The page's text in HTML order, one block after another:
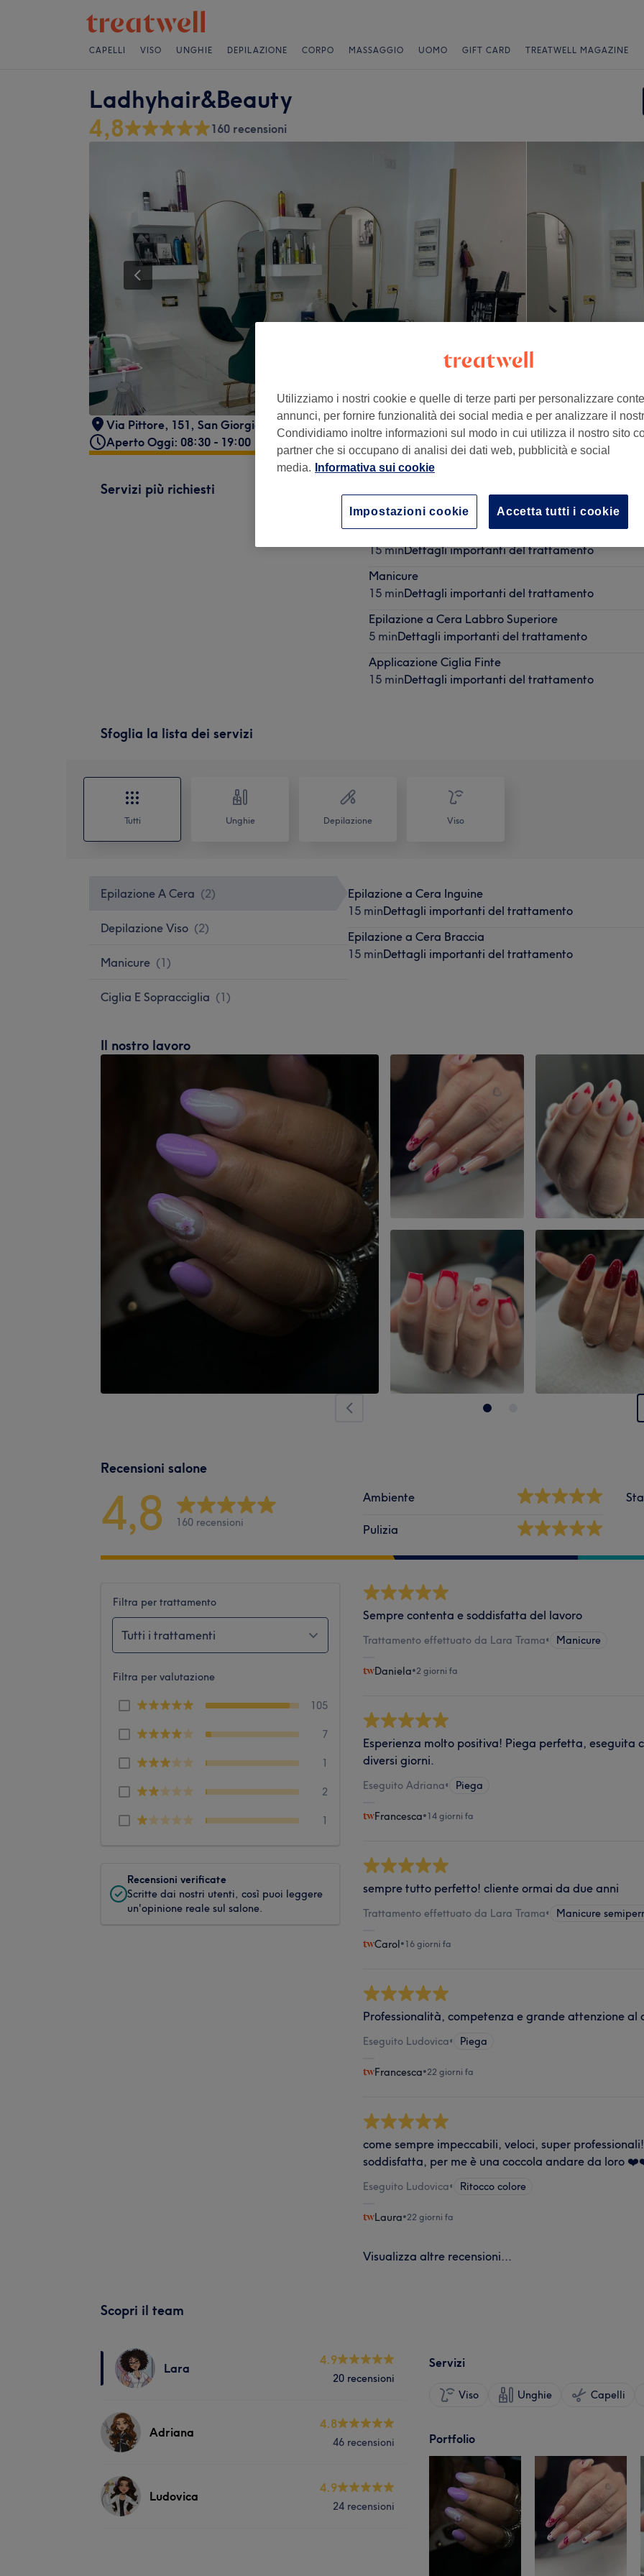
CAPELLI VISO UNGHIE DEPILAZIONE CORPO MASSAGGIO UOMO GIFT CARD TREATWELL MAGAZINE
Ladhyhair&Beauty
4,8
160 recensioni
Via Pittore, 151 , San Giorgio a Cremano NA, 80046
Aperto Oggi: 08:30 - 19:00
Servizi più richiesti
10 minDettagli importanti del trattamento
Epilazione a Cera Inguine
15 minDettagli importanti del trattamento
Manicure
15 minDettagli importanti del trattamento
Epilazione a Cera Labbro Superiore
5 minDettagli importanti del trattamento
Applicazione Ciglia Finte
15 minDettagli importanti del trattamento
Sfoglia la lista dei servizi
Tutti Unghie Depilazione Viso
Epilazione A Cera (2)
Depilazione Viso (2)
Manicure (1)
Ciglia E Sopracciglia (1)
Epilazione a Cera Inguine
15 minDettagli importanti del trattamento
Epilazione a Cera Braccia
15 minDettagli importanti del trattamento
Il nostro lavoro
Recensioni salone
4,8 160 recensioni
Ambiente
Pulizia
Filtra per trattamento
Tutti i trattamenti
Filtra per valutazione
105
7
1
2
1
Recensioni verificate
Scritte dai nostri utenti, così puoi leggere
un'opinione reale sul salone.
Sempre contenta e soddisfatta del lavoro
Trattamento effettuato da Lara Trama• Manicure
Daniela•2 giorni fa
Esperienza molto positiva! Piega perfetta, eseguita
diversi giorni.
Eseguito Adriana• Piega
Francesca•14 giorni fa
sempre tutto perfetto! cliente ormai da due anni
Trattamento effettuato da Lara Trama• Manicure
Carol•16 giorni fa
Professionalità, competenza e grande attenzione al
Eseguito Ludovica• Piega
Francesca•22 giorni fa
come sempre impeccabili, veloci, super
soddisfatta, per me è una coccola andare da
Eseguito Ludovica• Ritocco colore
Laura•22 giorni fa
Visualizza altre recensioni...
Scopri il team
Lara
4.9
20 recensioni
Adriana
4.8
46 recensioni
Ludovica
4.9
24 recensioni
Servizi
Viso Unghie Capelli
Portfolio
Utilizziamo i nostri cookie e quelle di terze parti per personalizzare
annunci, per fornire funzionalità dei social media e per analizzare il
Condividiamo inoltre informazioni sul modo in cui utilizza il nostro sito
partner che si occupano di analisi dei dati web, pubblicità e social
media.
Informativa sui cookie
Accetta tutti i cookie
Impostazioni cookie